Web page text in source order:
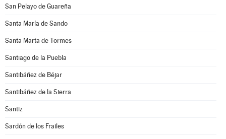
San Pelayo de Guareña
Santa María de Sando
Santa Marta de Tormes
Santiago de la Puebla
Santibáñez de Béjar
Santibáñez de la Sierra
Santiz
Sardón de los Frailes